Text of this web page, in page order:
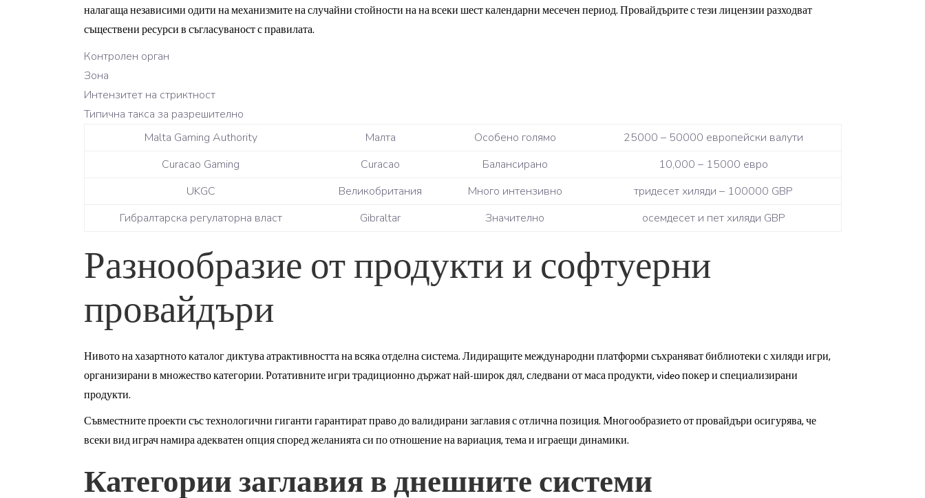
налагаща независими одити на механизмите на случайни стойности на на всеки шест календарни месечен период. Провайдърите с тези лицензии разходват
съществени ресурси в съгласуваност с правилата.
Контролен орган
Зона
Интензитет на стриктност
Типична такса за разрешително
Malta Gaming Authority
Малта Особено голямо
25000 – 50000 европейски валути
Curacao Gaming
Curacao Балансирано
10,000 – 15000 евро
UKGC
Великобритания Много интензивно
тридесет хиляди – 100000 GBP
Гибралтарска регулаторна власт
Gibraltar Значително осемдесет и пет хиляди GBP
Разнообразие от продукти и софтуерни
провайдъри
Нивото на хазартното каталог диктува атрактивността на всяка отделна система. Лидиращите международни платформи съхраняват библиотеки с хиляди игри,
организирани в множество категории. Ротативните игри традиционно държат най-широк дял, следвани от маса продукти, video покер и специализирани
продукти.
Съвместните проекти със технологични гиганти гарантират право до валидирани заглавия с отлична позиция. Многообразието от провайдъри осигурява, че
всеки вид играч намира адекватен опция според желанията си по отношение на вариация, тема и играещи динамики.
Категории заглавия в днешните системи